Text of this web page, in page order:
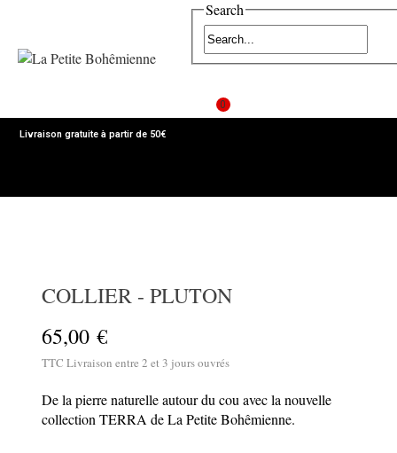
Search
0
Livraison gratuite à partir de 50€
COLLIER - PLUTON
65,00 €
TTCLivraison entre 2 et 3 jours ouvrés
De la pierre naturelle autour du cou avec la nouvelle
collection TERRA de La Petite Bohêmienne.